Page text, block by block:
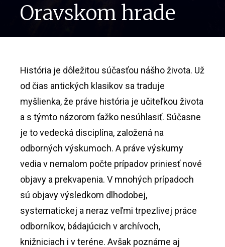
Oravskom hrade
História je dôležitou súčasťou nášho života. Už
od čias antických klasikov sa traduje
myšlienka, že práve história je učiteľkou života
a s týmto názorom ťažko nesúhlasiť. Súčasne
je to vedecká disciplína, založená na
odborných výskumoch. A práve výskumy
vedia v nemalom počte prípadov priniesť nové
objavy a prekvapenia. V mnohých prípadoch
sú objavy výsledkom dlhodobej,
systematickej a neraz veľmi trpezlivej práce
odborníkov, bádajúcich v archívoch,
knižniciach i v teréne. Avšak poznáme aj